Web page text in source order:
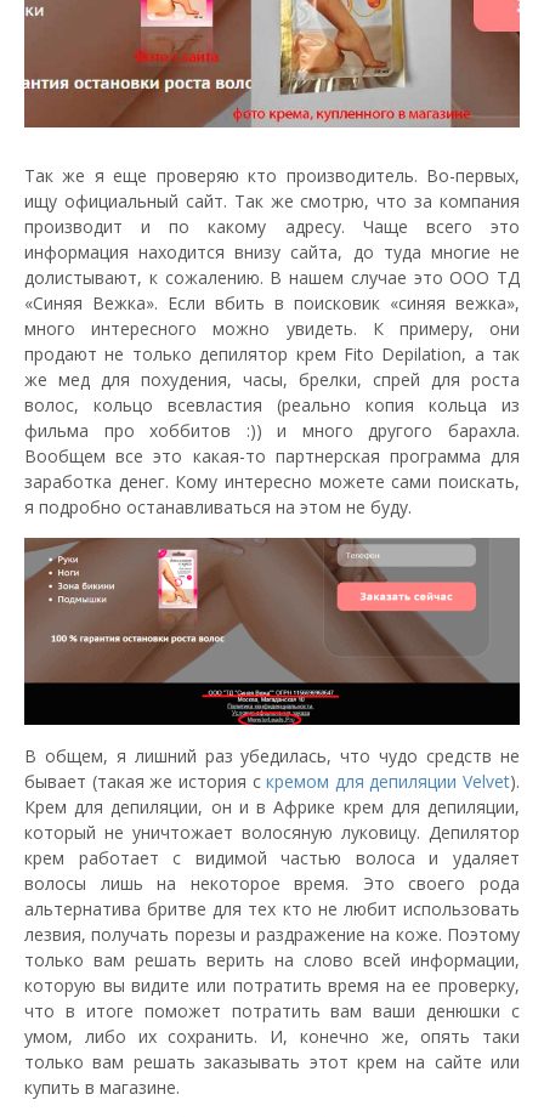
Так же я еще проверяю кто производитель. Во-первых,
ищу официальный сайт. Так же смотрю, что за компания
производит и по какому адресу. Чаще всего это
информация находится внизу сайта, до туда многие не
долистывают, к сожалению. В нашем случае это ООО ТД
«Синяя Вежка». Если вбить в поисковик «синяя вежка»,
много интересного можно увидеть. К примеру, они
продают не только депилятор крем Fito Depilation, а так
же мед для похудения, часы, брелки, спрей для роста
волос, кольцо всевластия (реально копия кольца из
фильма про хоббитов :)) и много другого барахла.
Вообщем все это какая-то партнерская программа для
заработка денег. Кому интересно можете сами поискать,
я подробно останавливаться на этом не буду.
В общем, я лишний раз убедилась, что чудо средств не
бывает (такая же история скремом для депиляции Velvet).
Крем для депиляции, он и в Африке крем для депиляции,
который не уничтожает волосяную луковицу. Депилятор
крем работает с видимой частью волоса и удаляет
волосы лишь на некоторое время. Это своего рода
альтернатива бритве для тех кто не любит использовать
лезвия, получать порезы и раздражение на коже. Поэтому
только вам решать верить на слово всей информации,
которую вы видите или потратить время на ее проверку,
что в итоге поможет потратить вам ваши денюшки с
умом, либо их сохранить. И, конечно же, опять таки
только вам решать заказывать этот крем на сайте или
купить в магазине.